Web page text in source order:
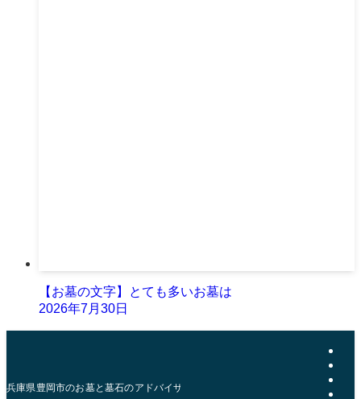
【お墓の文字】とても多いお墓は
2026年7月30日
兵庫県豊岡市のお墓と墓石のアドバイザー | おおきた石材店